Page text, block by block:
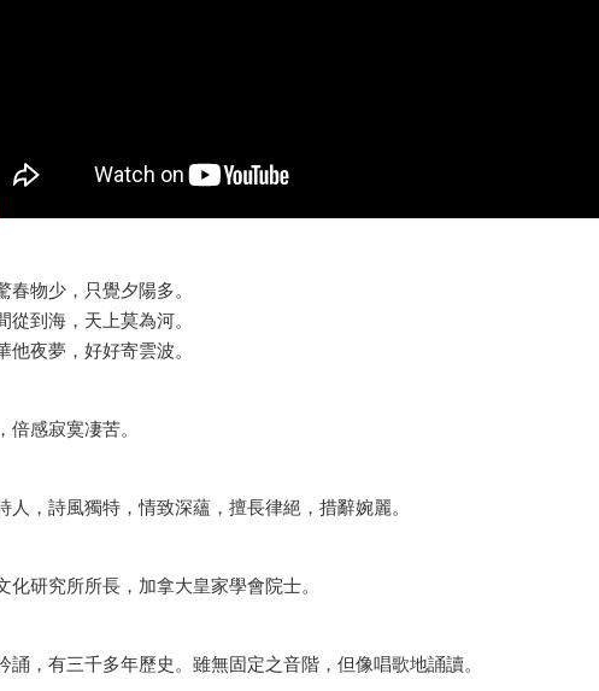
物少，只覺夕陽多。
到海，天上莫為河。
夜夢，好好寄雲波。
感寂寞凄苦。
，詩風獨特，情致深蘊，擅長律絕，措辭婉麗。
研究所所長，加拿大皇家學會院士。
，有三千多年歷史。雖無固定之音階，但像唱歌地誦讀。